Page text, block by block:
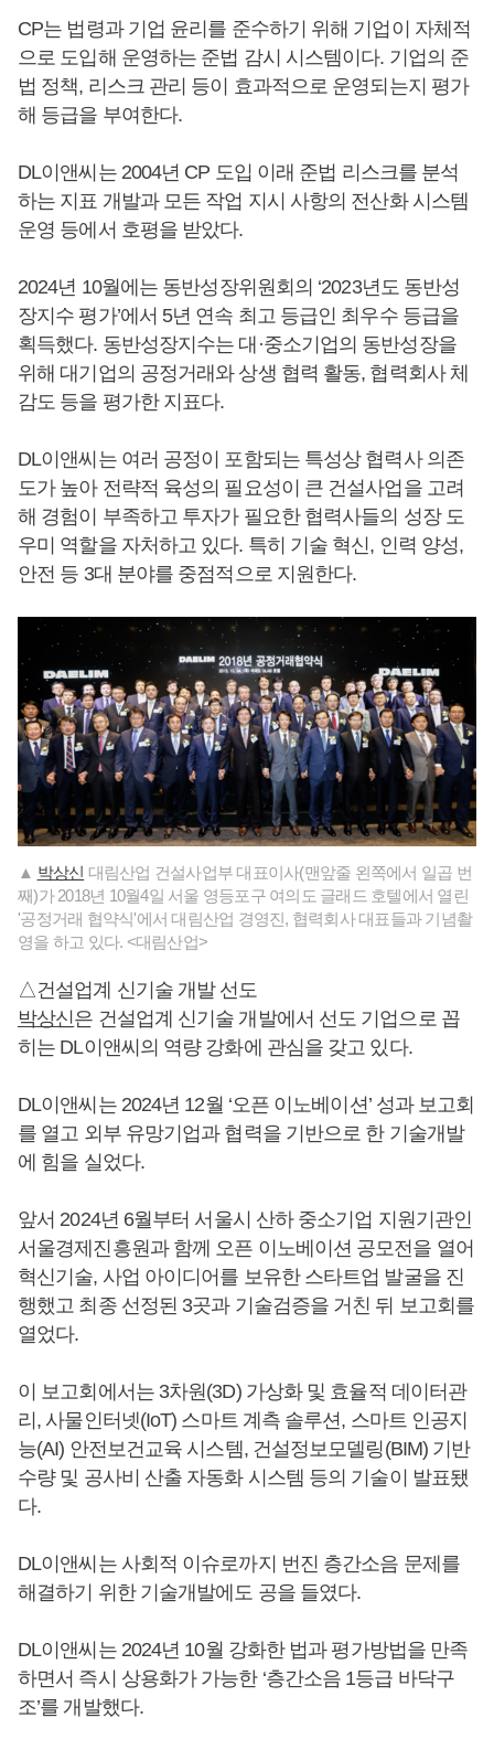
CP는 법령과 기업 윤리를 준수하기 위해 기업이 자체적
으로 도입해 운영하는 준법 감시 시스템이다. 기업의 준
법 정책, 리스크 관리 등이 효과적으로 운영되는지 평가
해 등급을 부여한다.
DL이앤씨는 2004년 CP 도입 이래 준법 리스크를 분석
하는 지표 개발과 모든 작업 지시 사항의 전산화 시스템
운영 등에서 호평을 받았다.
2024년 10월에는 동반성장위원회의 ‘2023년도 동반성
장지수 평가’에서 5년 연속 최고 등급인 최우수 등급을
획득했다. 동반성장지수는 대·중소기업의 동반성장을
위해 대기업의 공정거래와 상생 협력 활동, 협력회사 체
감도 등을 평가한 지표다.
DL이앤씨는 여러 공정이 포함되는 특성상 협력사 의존
도가 높아 전략적 육성의 필요성이 큰 건설사업을 고려
해 경험이 부족하고 투자가 필요한 협력사들의 성장 도
우미 역할을 자처하고 있다. 특히 기술 혁신, 인력 양성,
안전 등 3대 분야를 중점적으로 지원한다.
▲ 박상신 대림산업 건설사업부 대표이사(맨앞줄 왼쪽에서 일곱 번
째)가 2018년 10월4일 서울 영등포구 여의도 글래드 호텔에서 열린
'공정거래 협약식'에서 대림산업 경영진, 협력회사 대표들과 기념촬
영을 하고 있다. <대림산업>
△건설업계 신기술 개발 선도
박상신은 건설업계 신기술 개발에서 선도 기업으로 꼽
히는 DL이앤씨의 역량 강화에 관심을 갖고 있다.
DL이앤씨는 2024년 12월 ‘오픈 이노베이션’ 성과 보고회
를 열고 외부 유망기업과 협력을 기반으로 한 기술개발
에 힘을 실었다.
앞서 2024년 6월부터 서울시 산하 중소기업 지원기관인
서울경제진흥원과 함께 오픈 이노베이션 공모전을 열어
혁신기술, 사업 아이디어를 보유한 스타트업 발굴을 진
행했고 최종 선정된 3곳과 기술검증을 거친 뒤 보고회를
열었다.
이 보고회에서는 3차원(3D) 가상화 및 효율적 데이터관
리, 사물인터넷(IoT) 스마트 계측 솔루션, 스마트 인공지
능(AI) 안전보건교육 시스템, 건설정보모델링(BIM) 기반
수량 및 공사비 산출 자동화 시스템 등의 기술이 발표됐
다.
DL이앤씨는 사회적 이슈로까지 번진 층간소음 문제를
해결하기 위한 기술개발에도 공을 들였다.
DL이앤씨는 2024년 10월 강화한 법과 평가방법을 만족
하면서 즉시 상용화가 가능한 ‘층간소음 1등급 바닥구
조’를 개발했다.